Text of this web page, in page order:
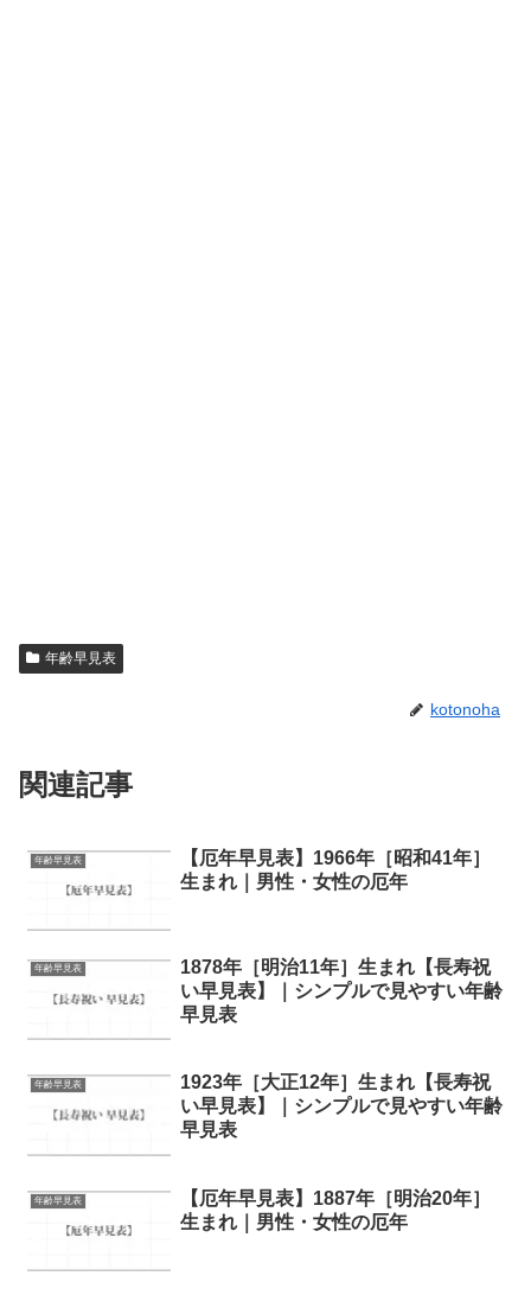
年齢早見表
kotonoha
関連記事
年齢早見表
【厄年早見表】1966年［昭和41年］
生まれ｜男性・女性の厄年
年齢早見表
1878年［明治11年］生まれ【長寿祝
い早見表】｜シンプルで見やすい年齢
早見表
年齢早見表
1923年［大正12年］生まれ【長寿祝
い早見表】｜シンプルで見やすい年齢
早見表
年齢早見表
【厄年早見表】1887年［明治20年］
生まれ｜男性・女性の厄年